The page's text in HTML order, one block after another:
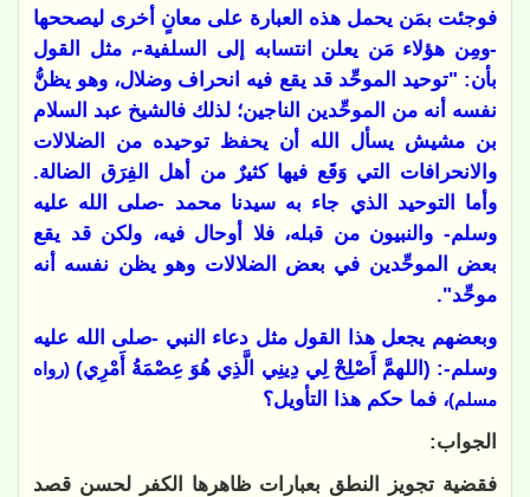
فوجئت بمَن يحمل هذه العبارة على معانٍ أخرى ليصححها
-ومِن هؤلاء مَن يعلن انتسابه إلى السلفية-، مثل القول
بأن: "توحيد الموحِّد قد يقع فيه انحراف وضلال، وهو يظنُّ
نفسه أنه من الموحِّدين الناجين؛ لذلك فالشيخ عبد السلام
بن مشيش يسأل الله أن يحفظ توحيده من الضلالات
والانحرافات التي وَقَع فيها كثيرٌ من أهل الفِرَق الضالة.
وأما التوحيد الذي جاء به سيدنا محمد -صلى الله عليه
وسلم- والنبيون من قبله، فلا أوحال فيه، ولكن قد يقع
بعض الموحِّدين في بعض الضلالات وهو يظن نفسه أنه
موحِّد".
وبعضهم يجعل هذا القول مثل دعاء النبي -صلى الله عليه
وسلم-: (اللهمَّ أَصْلِحْ لِي دِينِي الَّذِي هُوَ عِصْمَةُ أَمْرِي) (رواه
مسلم)، فما حكم هذا التأويل؟
الجواب:
فقضية تجويز النطق بعبارات ظاهرها الكفر لحسن قصد